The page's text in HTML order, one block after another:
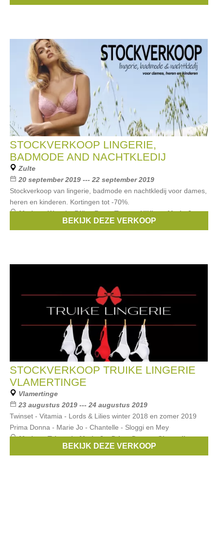
STOCKVERKOOP LINGERIE,
BADMODE AND NACHTKLEDIJ
Zulte
20 september 2019 --- 22 september 2019
Stockverkoop van lingerie, badmode en nachtkledij voor dames,
heren en kinderen. Kortingen tot -70%.
Merken:Woody,Björn Borg,Tommy Hilfiger,Marie Jo,
BEKIJK DEZE VERKOOP
STOCKVERKOOP TRUIKE LINGERIE
VLAMERTINGE
Vlamertinge
23 augustus 2019 --- 24 augustus 2019
Twinset - Vitamia - Lords & Lilies winter 2018 en zomer 2019
Prima Donna - Marie Jo - Chantelle - Sloggi en Mey
Merken:Triumph,Marie Jo,Prima Donna,Chantelle,
BEKIJK DEZE VERKOOP